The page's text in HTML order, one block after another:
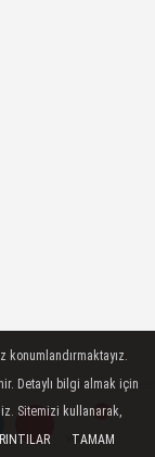
Yorumlar
Yorumlar
Detaylı bilgi almak için
Sitemizi kullanarak,
TAMAM